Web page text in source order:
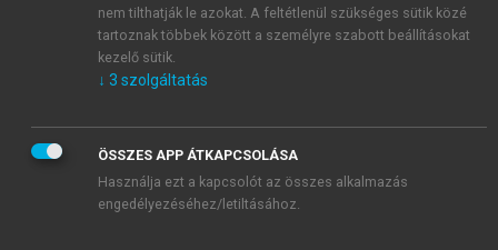
mersz.huoldalak licencszerződéseiben foglaltakat
tudomásul veszem és elfogadom.
KIPRÓBÁLOM
nem tilthatják le azokat. A feltétlenül szükséges sütik közé
tartoznak többek között a személyre szabott beállításokat
kezelő sütik.
↓ 3 szolgáltatás
ÖSSZES APP ÁTKAPCSOLÁSA
Használja ezt a kapcsolót az összes alkalmazás
engedélyezéséhez/letiltásához.